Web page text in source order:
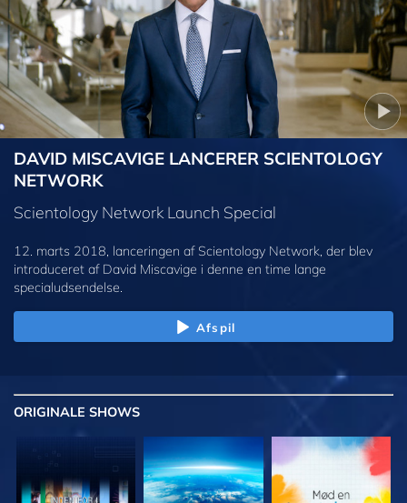
DAVID MISCAVIGE LANCERER SCIENTOLOGY
NETWORK
Scientology Network Launch Special
12. marts 2018, lanceringen af Scientology Network, der blev
introduceret af David Miscavige i denne en time lange
specialudsendelse.
Afspil
ORIGINALE SHOWS